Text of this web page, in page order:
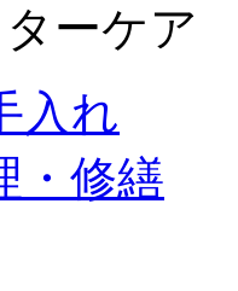
ーケア
入れ
・修繕